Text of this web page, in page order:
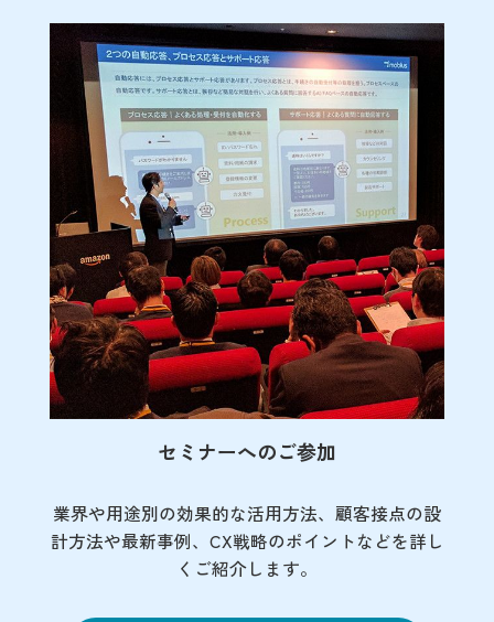
セミナーへのご参加
業界や用途別の効果的な活用方法、顧客接点の設
計方法や最新事例、CX戦略のポイントなどを詳し
くご紹介します。